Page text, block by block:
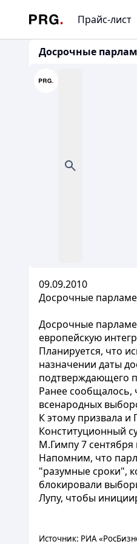
Прайс-лист
Досрочные
09.09.2010
Досрочные
Досрочные
европейскую
Планируется, что
назначении даты
подтверждающего
Ранее сообщалось,
всенародных
К этому призвала
Конституционный
М.Гимпу 7
Напомним, что
"разумные сроки",
блокировали
Лупу, чтобы
Источник: РИА